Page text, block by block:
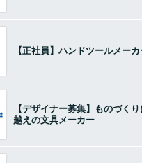
【正社員】ハンドツールメー
【デザイナー募集】ものづく
越えの文具メーカー